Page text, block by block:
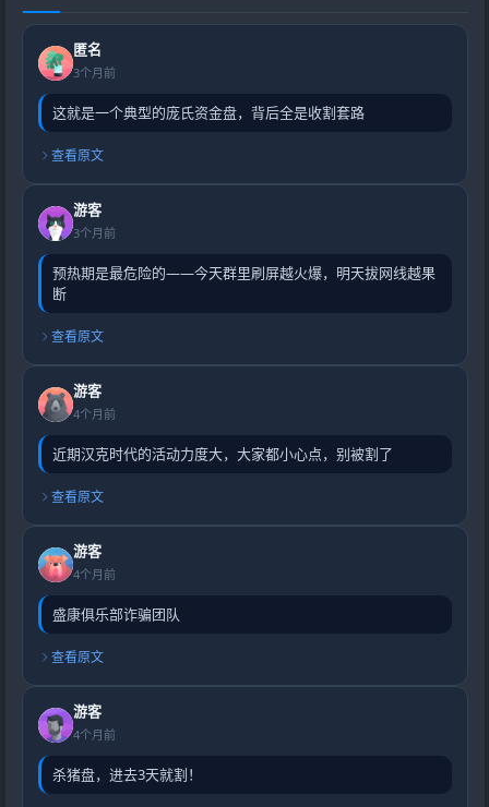
匿名
3个月前
这就是一个典型的庞氏资金盘，背后全是收割套路
查看原文
游客
3个月前
预热期是最危险的——今天群里刷屏越火爆，明天拔网线越果
断
查看原文
游客
4个月前
近期汉克时代的活动力度大，大家都小心点，别被割了
查看原文
游客
4个月前
盛康俱乐部诈骗团队
查看原文
游客
4个月前
杀猪盘，进去3天就割！